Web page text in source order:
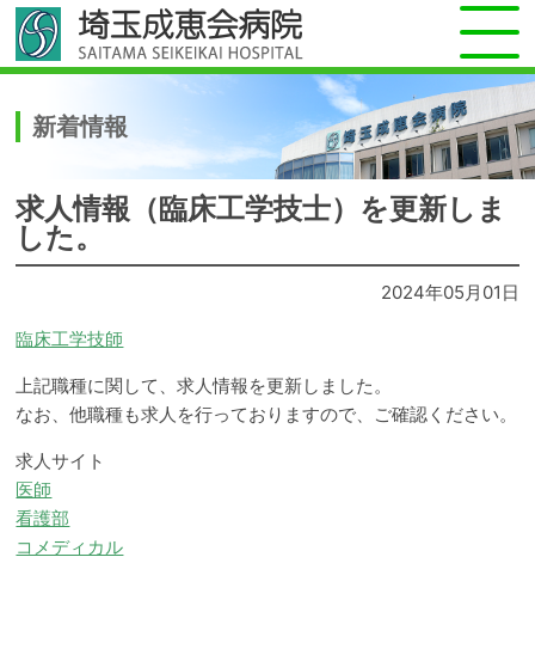
新着情報
求人情報（臨床工学技士）を更新しま
した。
2024年05月01日
臨床工学技師
上記職種に関して、求人情報を更新しました。
なお、他職種も求人を行っておりますので、ご確認ください。
求人サイト
医師
看護部
コメディカル